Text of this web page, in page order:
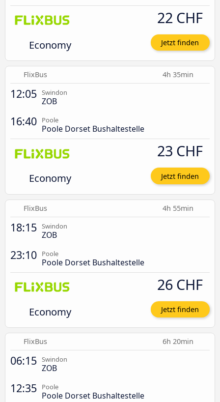
Economy
22 CHF
Jetzt finden
FlixBus 4h 35min
12:05 Swindon
ZOB
16:40 Poole
Poole Dorset Bushaltestelle
Economy
23 CHF
Jetzt finden
FlixBus 4h 55min
18:15 Swindon
ZOB
23:10 Poole
Poole Dorset Bushaltestelle
Economy
26 CHF
Jetzt finden
FlixBus 6h 20min
06:15 Swindon
ZOB
12:35 Poole
Poole Dorset Bushaltestelle